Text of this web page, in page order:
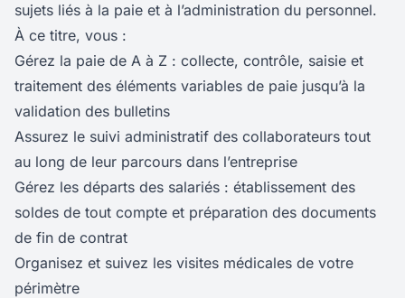
sujets liés à la paie et à l’administration du personnel.
À ce titre, vous :
Gérez la paie de A à Z : collecte, contrôle, saisie et
traitement des éléments variables de paie jusqu’à la
validation des bulletins
Assurez le suivi administratif des collaborateurs tout
au long de leur parcours dans l’entreprise
Gérez les départs des salariés : établissement des
soldes de tout compte et préparation des documents
de fin de contrat
Organisez et suivez les visites médicales de votre
périmètre